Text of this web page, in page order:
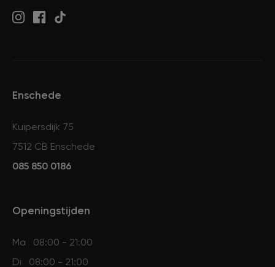
Enschede
Kuipersdijk 75
7512 CB Enschede
085 850 0186
Openingstijden
Ma
08:00 - 21:00
Di
08:00 - 21:00